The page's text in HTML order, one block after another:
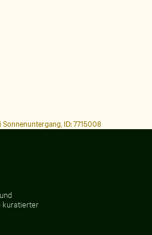
ID: 7715008
kuratierter